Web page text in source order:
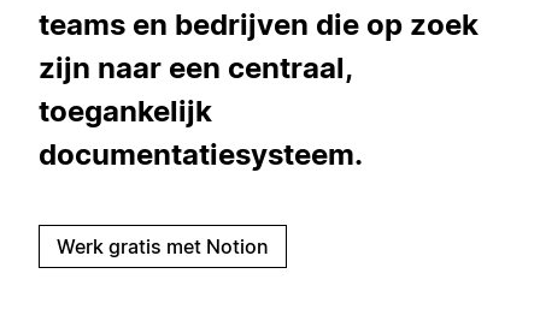
teams en bedrijven die op zoek
zijn naar een centraal,
toegankelijk
documentatiesysteem.
Werk gratis met Notion